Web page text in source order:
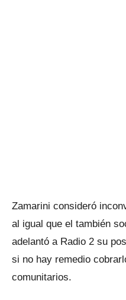
Zamarini consideró
al igual que el también
adelantó a Radio 2 su
si no hay remedio
comunitarios.